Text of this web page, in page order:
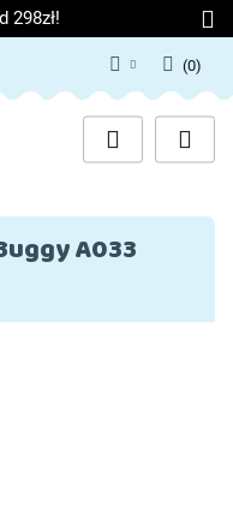
298zł!
Zaloguj się
Załóż konto
Zgody cookies
(0)
A033